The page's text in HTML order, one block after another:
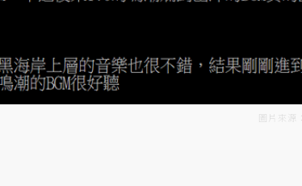
圖片來源